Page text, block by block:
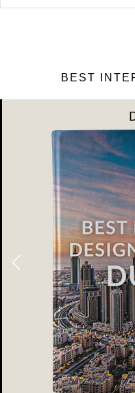
BEST